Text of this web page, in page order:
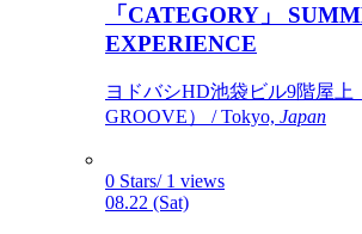
「CATEGORY」
EXPERIENCE
ヨドバシHD池袋ビル9階屋上
GROOVE） / Tokyo, Japan
0 Stars/ 1 views
08.22 (Sat)